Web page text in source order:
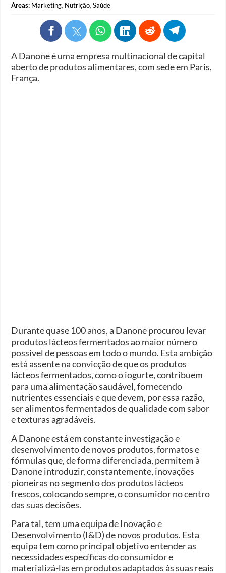
Áreas: Marketing, Nutrição,Saúde
A Danone é uma empresa multinacional de capital
aberto de produtos alimentares, com sede em Paris,
França.
Durante quase 100 anos, a Danone procurou levar
produtos lácteos fermentados ao maior número
possível de pessoas em todo o mundo. Esta ambição
está assente na convicção de que os produtos
lácteos fermentados, como o iogurte, contribuem
para uma alimentação saudável, fornecendo
nutrientes essenciais e que devem, por essa razão,
ser alimentos fermentados de qualidade com sabor
e texturas agradáveis.
A Danone está em constante investigação e
desenvolvimento de novos produtos, formatos e
fórmulas que, de forma diferenciada, permitem à
Danone introduzir, constantemente, inovações
pioneiras no segmento dos produtos lácteos
frescos, colocando sempre, o consumidor no centro
das suas decisões.
Para tal, tem uma equipa de Inovação e
Desenvolvimento (I&D) de novos produtos. Esta
equipa tem como principal objetivo entender as
necessidades específicas do consumidor e
materializá-las em produtos adaptados às suas reais